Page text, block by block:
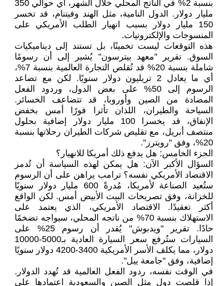
بنسبة 2% في الناتج المحلي خلال الشهر، أي حوالي 350
مليار دولار. الدول النامية، مثل الهند وفيتنام، قد تخسر
150 مليار دولار بسبب انهيار الطلب الأمريكي على
المنسوجات والإلكترونيات.
هذه التوقعات ليست تخمينًا، بل تستند إلى ديناميكيات
السوق. تقرير "معهد بيترسون" يُشير إلى أن رسومًا
شاملة بنسبة 20% قد تُقلص التجارة العالمية بنسبة 7%،
أي ما يعادل 2 تريليون دولار سنويًا. لكن مع تصاعد
الرسوم إلى 50% على بعض الدول، وردود الفعل
المضادة من الصين وأوروبا، قد تتضاعف الخسائر.
السياحة والطيران، اللذان تأثرا فورًا أمس بخفض
الإنفاق، قد يخسرا 100 مليار دولار إضافية بحلول
منتصف أبريل، مع تقليص شركات الطيران رحلاتها بنسبة
20%، وفق "رويترز".
الجزء الخامس: هل يدفع ذلك أمريكا للانهيار؟
السؤال الأكبر الآن: هل يمكن لهذه السياسة أن تُدمر
الاقتصاد الأمريكي نفسه؟ ترامب يراهن على أن الرسوم
ستُعيد الصناعة لأمريكا، مُدرةً 600 مليار دولار سنويًا
للخزانة، وفق تصريحات البيت الأبيض أمس. لكن الواقع
أكثر تعقيدًا. الاقتصاد الأمريكي، الذي يعتمد على
الاستهلاك بنسبة 70% من ناتجه المحلي، سيواجه تضخمًا
حادًا. تقرير "ويدبوش" يُقدر أن رسوم 25% على
السيارات ستُرفع سعر السيارة العادية بـ5000-10000
دولار، مما يكلف الأسر الأمريكية 3400-4200 دولار سنويًا
إضافية، وفق "جامعة ييل".
في الوقت نفسه، ردود الفعل العالمية قد تُهدد الدولار.
إذا قلصت دول مثل الصين والسعودية اعتمادها على